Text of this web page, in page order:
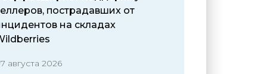
пострадавших от
на складах
августа 2026